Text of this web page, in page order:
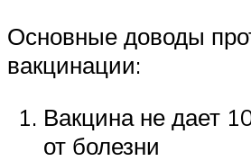
Основные доводы
вакцинации:
Вакцина не дает
от болезни